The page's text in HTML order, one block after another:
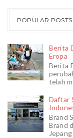
POPULAR POSTS
Berita
Eropa
Berita
telah
Daftar
Brand
Brand